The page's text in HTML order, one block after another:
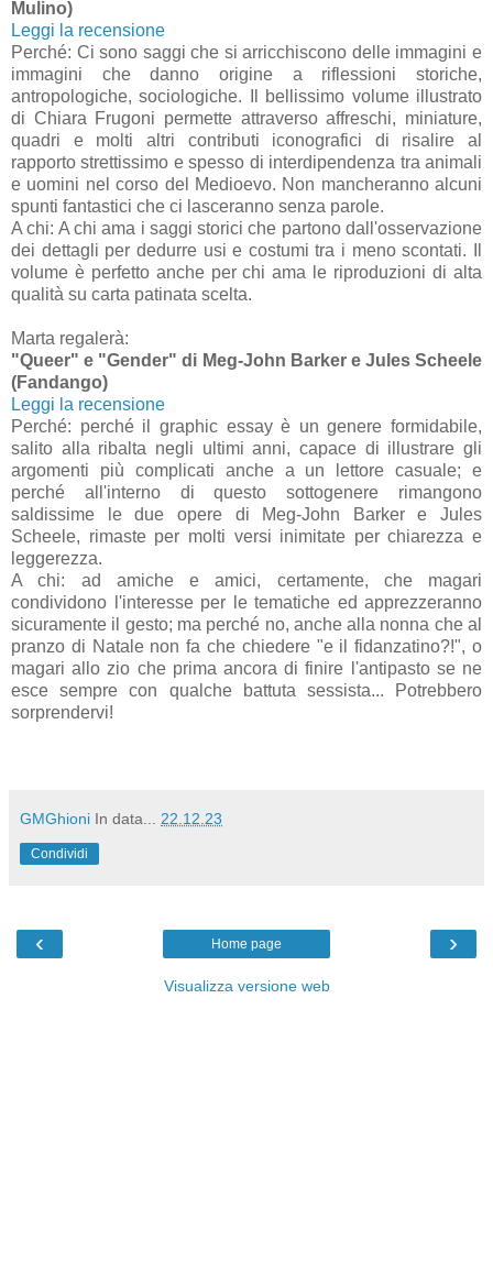
Mulino)
Leggi la recensione
Perché: Ci sono saggi che si arricchiscono delle immagini e
immagini che danno origine a riflessioni storiche,
antropologiche, sociologiche. Il bellissimo volume illustrato
di Chiara Frugoni permette attraverso affreschi, miniature,
quadri e molti altri contributi iconografici di risalire al
rapporto strettissimo e spesso di interdipendenza tra animali
e uomini nel corso del Medioevo. Non mancheranno alcuni
spunti fantastici che ci lasceranno senza parole.
A chi: A chi ama i saggi storici che partono dall'osservazione
dei dettagli per dedurre usi e costumi tra i meno scontati. Il
volume è perfetto anche per chi ama le riproduzioni di alta
qualità su carta patinata scelta.
Marta regalerà:
"Queer" e "Gender" di Meg-John Barker e Jules Scheele
(Fandango)
Leggi la recensione
Perché: perché il graphic essay è un genere formidabile,
salito alla ribalta negli ultimi anni, capace di illustrare gli
argomenti più complicati anche a un lettore casuale; e
perché all'interno di questo sottogenere rimangono
saldissime le due opere di Meg-John Barker e Jules
Scheele, rimaste per molti versi inimitate per chiarezza e
leggerezza.
A chi: ad amiche e amici, certamente, che magari
condividono l'interesse per le tematiche ed apprezzeranno
sicuramente il gesto; ma perché no, anche alla nonna che al
pranzo di Natale non fa che chiedere "e il fidanzatino?!", o
magari allo zio che prima ancora di finire l'antipasto se ne
esce sempre con qualche battuta sessista... Potrebbero
sorprendervi!
GMGhioni In data... 22.12.23
Condividi
‹ ›
Home page
Visualizza versione web